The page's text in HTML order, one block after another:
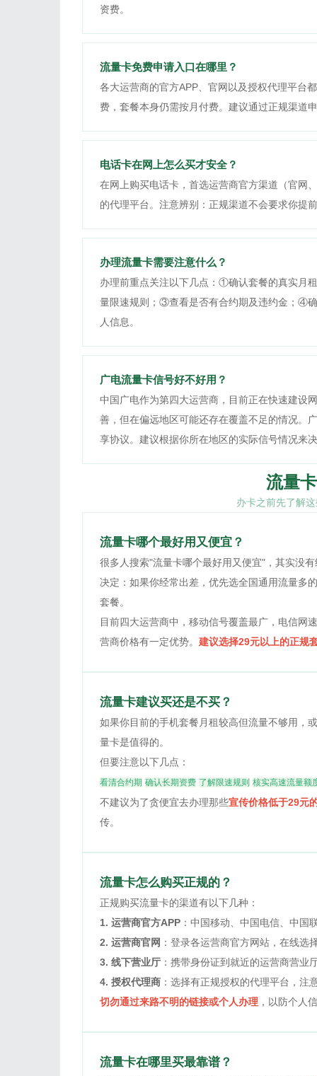
资费。
流量卡免费申请入口在哪里？
各大运营商的官方APP、官网以及授权代理平台
费，套餐本身仍需按月付费。建议通过正规渠道
电话卡在网上怎么买才安全？
在网上购买电话卡，首选运营商官方渠道（官网
的代理平台。注意辨别：正规渠道不会要求你提
办理流量卡需要注意什么？
办理前重点关注以下几点：①确认套餐的真实月
量限速规则；③查看是否有合约期及违约金；④
人信息。
广电流量卡信号好不好用？
中国广电作为第四大运营商，目前正在快速建设
善，但在偏远地区可能还存在覆盖不足的情况。
享协议。建议根据你所在地区的实际信号情况来
流量
办卡之前先了解
流量卡哪个最好用又便宜？
很多人搜索"流量卡哪个最好用又便宜"，其实没
决定：如果你经常出差，优先选全国通用流量多
套餐。
目前四大运营商中，移动信号覆盖最广，电信网
营商价格有一定优势。 建议选择29元以上的正规
流量卡建议买还是不买？
如果你目前的手机套餐月租较高但流量不够用，
量卡是值得的。
但要注意以下几点：
看清合约期 确认长期资费 了解限速规则 核实高速流量额
不建议为了贪便宜去办理那些宣传价格低于29元
传。
流量卡怎么购买正规的？
正规购买流量卡的渠道有以下几种：
1. 运营商官方APP ：中国移动、中国电信、中国
2. 运营商官网 ：登录各运营商官方网站，在线选
3. 线下营业厅 ：携带身份证到就近的运营商营业
4. 授权代理商 ：选择有正规授权的代理平台，注
切勿通过来路不明的链接或个人办理 ，以防个人
流量卡在哪里买最靠谱？